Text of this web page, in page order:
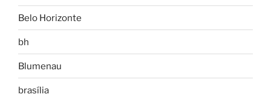
Belo Horizonte
bh
Blumenau
brasília